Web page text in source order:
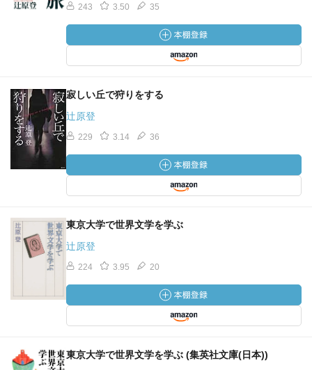
243 3.50 35
寂しい丘で狩りをする
辻原登
229 3.14 36
東京大学で世界文学を学ぶ
辻原登
224 3.95 20
東京大学で世界文学を学ぶ (集英社文庫(日本))